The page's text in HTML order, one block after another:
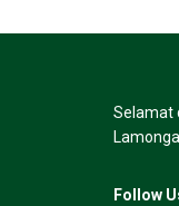
Selamat
Follow